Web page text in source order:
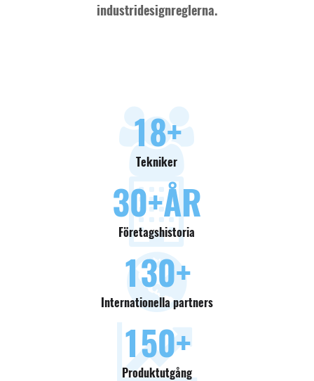
industridesignreglerna.
18+
Tekniker
30+ÅR
Företagshistoria
130+
Internationella partners
150+
Produktutgång